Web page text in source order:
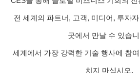
전 세계의 파트너, 고객, 미디어, 투자
곳에서 만날 수 있습
세계에서 가장 강력한 기술 행사에 참
치지 마십시오.